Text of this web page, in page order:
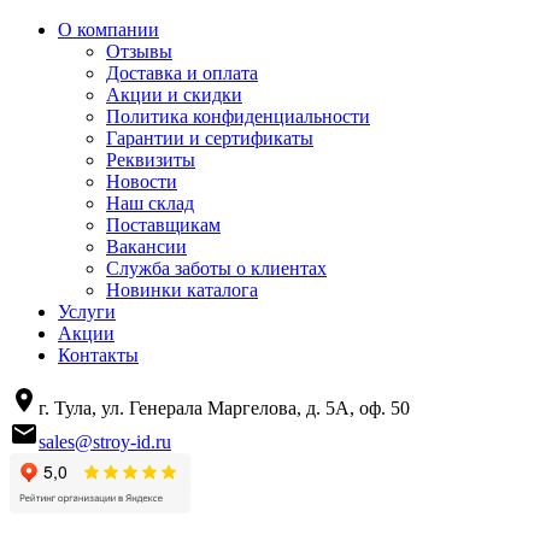
О компании
Отзывы
Доставка и оплата
Акции и скидки
Политика конфиденциальности
Гарантии и сертификаты
Реквизиты
Новости
Наш склад
Поставщикам
Вакансии
Служба заботы о клиентах
Новинки каталога
Услуги
Акции
Контакты
г. Тула, ул. Генерала Маргелова, д. 5А, оф. 50
sales@stroy-id.ru